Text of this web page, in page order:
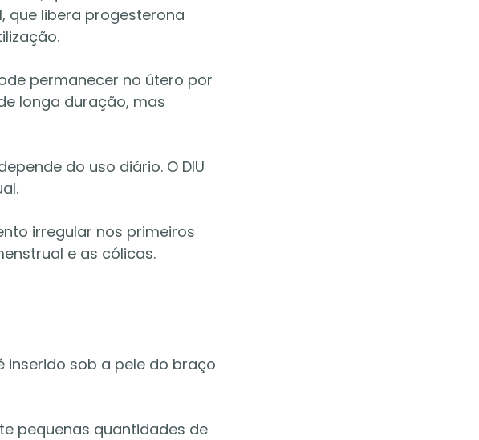
que libera progesterona
permanecer no útero por
longa duração, mas
do uso diário. O DIU
irregular nos primeiros
e as cólicas.
inserido sob a pele do braço
pequenas quantidades de